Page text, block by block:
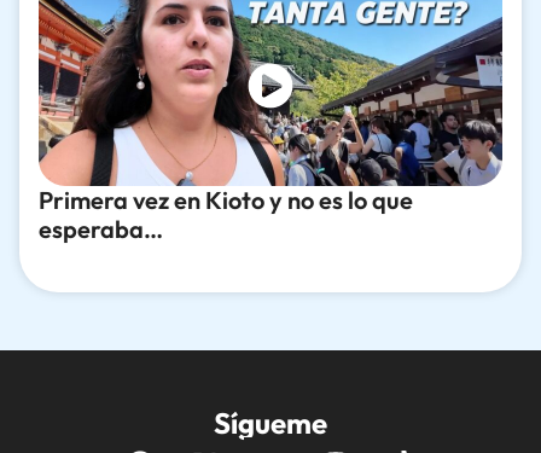
Primera vez en Kioto y no es lo que
esperaba…
Sígueme